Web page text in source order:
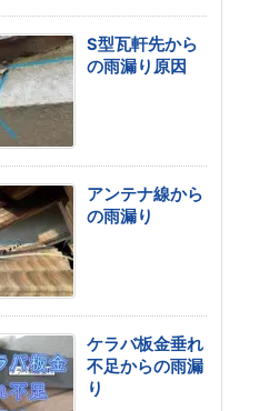
S型瓦軒先から
の雨漏り原因
アンテナ線から
の雨漏り
ケラバ板金垂れ
不足からの雨漏
り